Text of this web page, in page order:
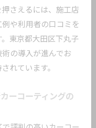
払い方法を徹底チ
マネーの利用可能
ャッシュレス化の
さえるには、施工店
や利用者の口コミを
東京都大田区下丸子
の導入が進んでお
れています。
ーコーティングの